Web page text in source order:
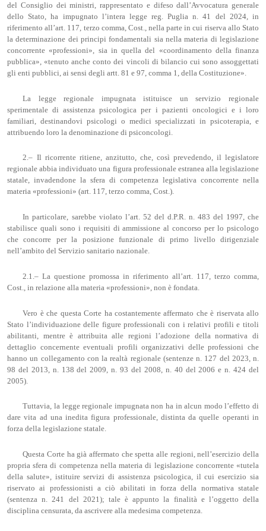
del Consiglio dei ministri, rappresentato e difeso dall’Avvocatura generale
dello Stato, ha impugnato l’intera legge reg. Puglia n. 41 del 2024, in
riferimento all’art. 117, terzo comma, Cost., nella parte in cui riserva allo Stato
la determinazione dei principi fondamentali sia nella materia di legislazione
concorrente «professioni», sia in quella del «coordinamento della finanza
pubblica», «tenuto anche conto dei vincoli di bilancio cui sono assoggettati
gli enti pubblici, ai sensi degli artt. 81 e 97, comma 1, della Costituzione».
La legge regionale impugnata istituisce un servizio regionale
sperimentale di assistenza psicologica per i pazienti oncologici e i loro
familiari, destinandovi psicologi o medici specializzati in psicoterapia, e
attribuendo loro la denominazione di psiconcologi.
2.– Il ricorrente ritiene, anzitutto, che, così prevedendo, il legislatore
regionale abbia individuato una figura professionale estranea alla legislazione
statale, invadendone la sfera di competenza legislativa concorrente nella
materia «professioni» (art. 117, terzo comma, Cost.).
In particolare, sarebbe violato l’art. 52 del d.P.R. n. 483 del 1997, che
stabilisce quali sono i requisiti di ammissione al concorso per lo psicologo
che concorre per la posizione funzionale di primo livello dirigenziale
nell’ambito del Servizio sanitario nazionale.
2.1.– La questione promossa in riferimento all’art. 117, terzo comma,
Cost., in relazione alla materia «professioni», non è fondata.
Vero è che questa Corte ha costantemente affermato che è riservata allo
Stato l’individuazione delle figure professionali con i relativi profili e titoli
abilitanti, mentre è attribuita alle regioni l’adozione della normativa di
dettaglio concernente eventuali profili organizzativi delle professioni che
hanno un collegamento con la realtà regionale (sentenze n. 127 del 2023, n.
98 del 2013, n. 138 del 2009, n. 93 del 2008, n. 40 del 2006 e n. 424 del
2005).
Tuttavia, la legge regionale impugnata non ha in alcun modo l’effetto di
dare vita ad una inedita figura professionale, distinta da quelle operanti in
forza della legislazione statale.
Questa Corte ha già affermato che spetta alle regioni, nell’esercizio della
propria sfera di competenza nella materia di legislazione concorrente «tutela
della salute», istituire servizi di assistenza psicologica, il cui esercizio sia
riservato ai professionisti a ciò abilitati in forza della normativa statale
(sentenza n. 241 del 2021); tale è appunto la finalità e l’oggetto della
disciplina censurata, da ascrivere alla medesima competenza.